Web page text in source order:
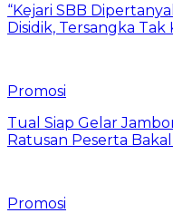
“Kejari SBB
Disidik, Tersangka
Promosi
Tual Siap Gelar
Ratusan Peserta
Promosi